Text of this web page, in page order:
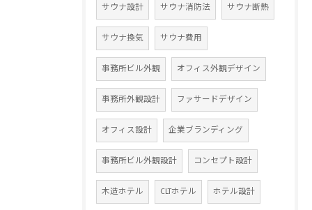
サウナ設計 サウナ消防法 サウナ断熱
サウナ換気 サウナ費用
事務所ビル外観 オフィス外観デザイン
事務所外観設計 ファサードデザイン
オフィス設計 企業ブランディング
事務所ビル外観設計 コンセプト設計
木造ホテル CLTホテル ホテル設計